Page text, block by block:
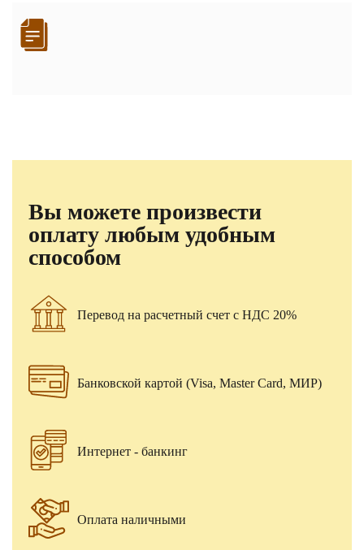
Вы можете произвести
оплату любым удобным
способом
Перевод на расчетный счет с НДС 20%
Банковской картой (Visa, Master Card, МИР)
Интернет - банкинг
Оплата наличными